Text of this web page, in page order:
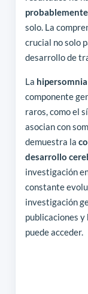
solo. La
crucial no solo
desarrollo de
La hipersomnia
componente
raros, como el
asocian con
demuestra la
desarrollo
investigación
constante
investigación
publicaciones y
puede acceder.